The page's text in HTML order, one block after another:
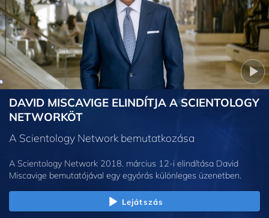
DAVID MISCAVIGE ELINDÍTJA A SCIENTOLOGY
NETWORKÖT
A Scientology Network bemutatkozása
A Scientology Network 2018. március 12-i elindítása David
Miscavige bemutatójával egy egyórás különleges üzenetben.
Lejátszás